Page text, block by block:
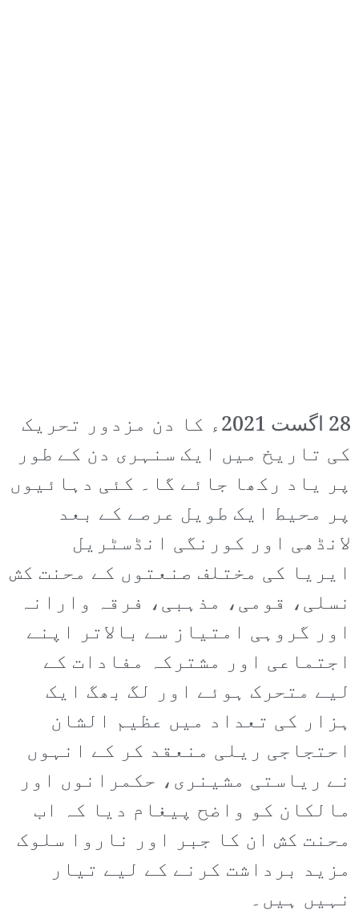
28 اگست 2021ء کا دن مزدور تحریک
کی تاریخ میں ایک سنہری دن کے طور
پر یاد رکھا جائے گا۔ کئی دہائیوں
پر محیط ایک طویل عرصے کے بعد
لانڈھی اور کورنگی انڈسٹریل
ایریا کی مختلف صنعتوں کے محنت کش
نسلی، قومی، مذہبی، فرقہ وارانہ
اور گروہی امتیاز سے بالاتر اپنے
اجتماعی اور مشترکہ مفادات کے
لیے متحرک ہوئے اور لگ بھگ ایک
ہزار کی تعداد میں عظیم الشان
احتجاجی ریلی منعقد کر کے انہوں
نے ریاستی مشینری، حکمرانوں اور
مالکان کو واضح پیغام دیا کہ اب
محنت کش ان کا جبر اور ناروا سلوک
مزید برداشت کرنے کے لیے تیار
نہیں ہیں۔